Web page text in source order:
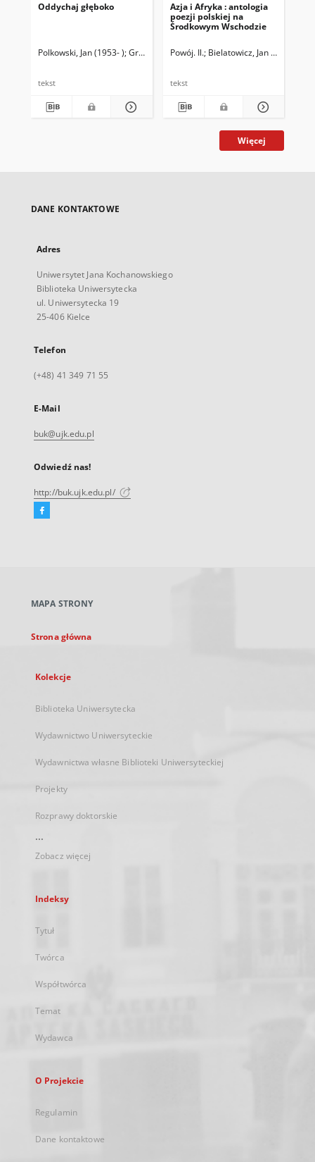
Oddychaj głęboko
Polkowski, Jan (1953- ) Grzywacz, Zbylut (1939-2004) Il.
tekst
Azja i Afryka : antologia
poezji polskiej na
Środkowym Wschodzie
Powój. Il. Bielatowicz, Jan (1913-
tekst
Więcej
DANE KONTAKTOWE
Adres
Uniwersytet Jana Kochanowskiego
Biblioteka Uniwersytecka
ul. Uniwersytecka 19
25-406 Kielce
Telefon
(+48) 41 349 71 55
E-Mail
buk@ujk.edu.pl
Odwiedź nas!
http://buk.ujk.edu.pl/
Facebook
karcie
MAPA STRONY
Strona główna
Kolekcje
Biblioteka Uniwersytecka
Wydawnictwo Uniwersyteckie
Wydawnictwa własne Biblioteki Uniwersyteckiej
Projekty
Rozprawy doktorskie
...
Zobacz więcej
Indeksy
Tytuł
Twórca
Współtwórca
Temat
Wydawca
O Projekcie
Regulamin
Dane kontaktowe